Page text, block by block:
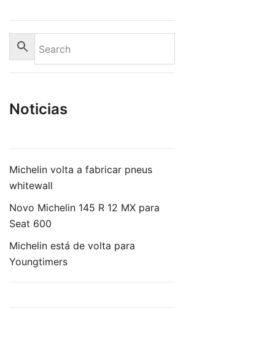
Noticias
Michelin volta a fabricar pneus
whitewall
Novo Michelin 145 R 12 MX para
Seat 600
Michelin está de volta para
Youngtimers